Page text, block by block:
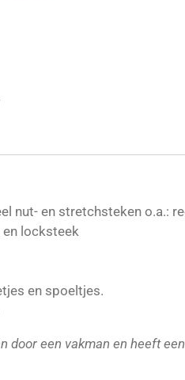
nut- en stretchsteken o.a.:
locksteek
en spoeltjes.
door een vakman en heeft een